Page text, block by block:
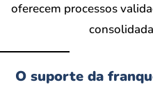
oferecem processos
O suporte da